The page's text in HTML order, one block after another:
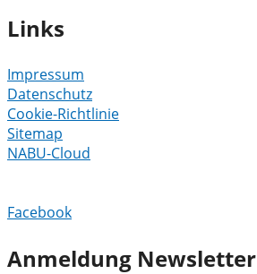
Links
Impressum
Datenschutz
Cookie-Richtlinie
Sitemap
NABU-Cloud
Facebook
Anmeldung Newsletter